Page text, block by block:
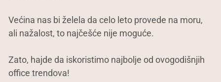
Većina nas bi želela da celo leto provede na moru,
ali nažalost, to najčešće nije moguće.
Zato, hajde da iskoristimo najbolje od ovogodišnjih
office trendova!